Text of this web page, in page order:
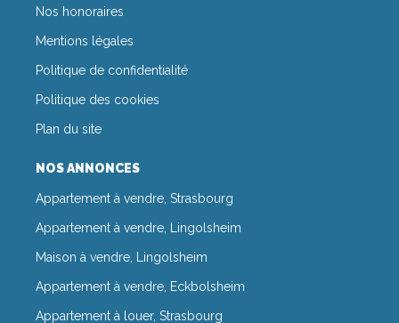
Nos honoraires
Mentions légales
Politique de confidentialité
Politique des cookies
Plan du site
NOS ANNONCES
Appartement à vendre, Strasbourg
Appartement à vendre, Lingolsheim
Maison à vendre, Lingolsheim
Appartement à vendre, Eckbolsheim
Appartement à louer, Strasbourg